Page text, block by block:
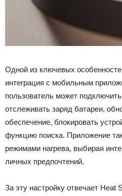
Одной из ключевых
интеграция с мобильным
пользователь может
отслеживать заряд батареи,
обеспечение, блокировать
функцию поиска. Приложение
режимами нагрева, выбирая
личных предпочтений.
За эту настройку отвечает Heat